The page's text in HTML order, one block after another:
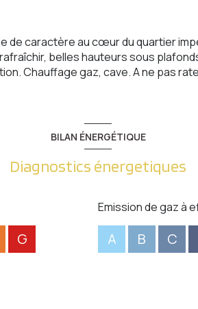
de caractère au cœur du quartier
belles hauteurs sous
Chauffage gaz, cave. A ne pas
BILAN ÉNERGÉTIQUE
Diagnostics énergetiques
G
Emission de gaz à
A B C